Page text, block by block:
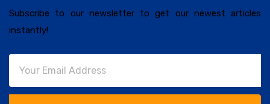
Subscribe to our newsletter to get our newest articles
instantly!